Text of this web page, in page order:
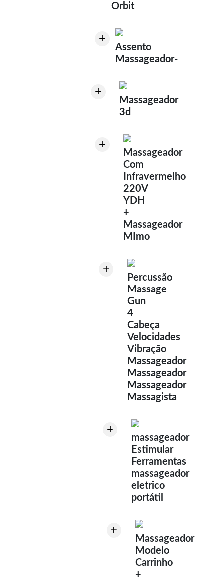
Orbit
+
Assento
Massageador-
+
Massageador
3d
+
Massageador
Com
Infravermelho
220V
YDH
+
Massageador
MImo
+
Percussão
Massage
Gun
4
Cabeça
Velocidades
Vibração
Massageador
Massageador
Massageador
Massagista
+
massageador
Estimular
Ferramentas
massageador
eletrico
portátil
+
Massageador
Modelo
Carrinho
+